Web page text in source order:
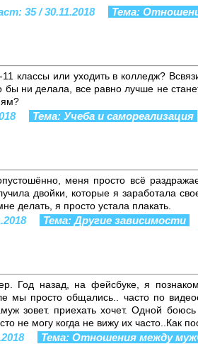
35 / 30.11.2018 Тема:
классы или уходить в колледж?
бы ни делала, все равно лучше не
Тема: Учеба и самореализация
меня просто всё
двойки, которые я заработала
делать, я просто устала плакать.
Тема: Другие зависимости
Год назад, на фейсбуке, я
мы просто общались.. часто по
зовет. приехать хочет. Одной боюсь
не могу когда не вижу их часто..Как
Тема: Отношения между